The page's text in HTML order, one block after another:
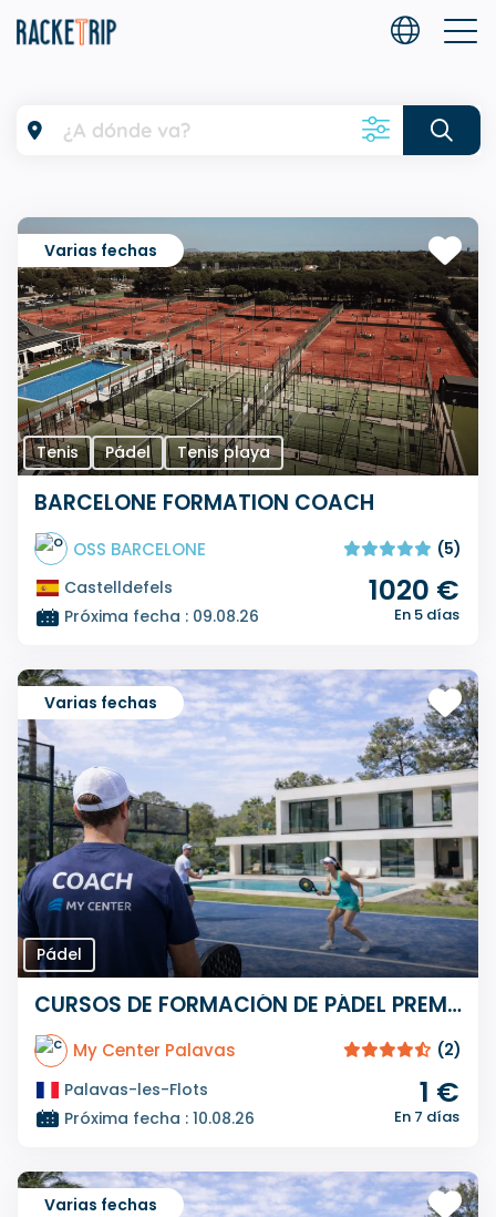
Deporte
Desde
Edad
Nivel
Idioma(s) hablado(s)
Acreditación(es)
Varias fechas
Tenis Pádel Tenis playa
BARCELONE FORMATION COACH
OSS BARCELONE
(5)
Castelldefels
Próxima fecha : 09.08.26
1020 €
En 5 días
Varias fechas
Pádel
CURSOS DE FORMACIÓN DE PÁDEL PREMIUM A MEDIDA
My Center Palavas
(2)
Palavas-les-Flots
Próxima fecha : 10.08.26
1 €
En 7 días
Varias fechas